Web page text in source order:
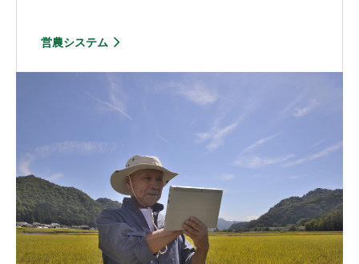
営農システム